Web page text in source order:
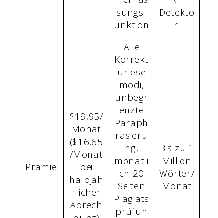
sungsf
unktion
Detekto
r.
Prämie
$19,95/
Monat
($16,65
/Monat
bei
halbjäh
rlicher
Abrech
Alle
Korrekt
urlese
modi,
unbegr
enzte
Paraph
rasieru
ng,
monatli
ch 20
Seiten
Plagiats
prüfun
Bis zu 1
Million
Wörter/
Monat